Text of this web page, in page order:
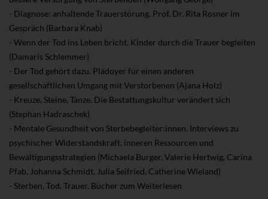
- Diagnose: anhaltende Trauerstörung. Prof. Dr. Rita Rosner im
Gespräch (Barbara Knab)
- Wenn der Tod ins Leben bricht. Kinder durch die Trauer begleiten
(Damaris Schlemmer)
- Der Tod gehört dazu. Plädoyer für einen anderen
gesellschaftlichen Umgang mit Verstorbenen (Ajana Holz)
- Kreuze, Steine, Tänze. Die Bestattungskultur verändert sich
(Stephan Hadraschek)
- Mentale Gesundheit von Sterbebegleiter:innen. Interviews zu
psychischer Widerstandskraft, inneren Ressourcen und
Bewältigungsstrategien (Michaela Burger, Valerie Hertwig, Carina
Pfab, Johanna Schmidt, Julia Seifried, Catherine Wieland)
- Sterben, Tod, Trauer. Bücher zum Weiterlesen